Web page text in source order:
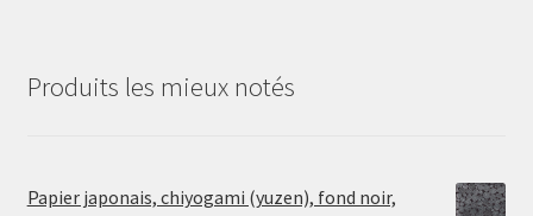
Produits les mieux notés
Papier japonais, chiyogami (yuzen), fond noir,